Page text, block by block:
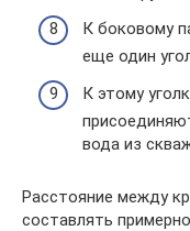
К боковому
еще один
К этому
вода из
Расстояние между
составлять